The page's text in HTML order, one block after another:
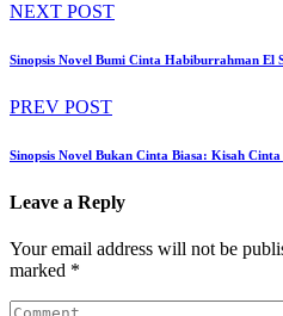
NEXT POST
Sinopsis Novel Bumi Cinta Habiburrahman
PREV POST
Sinopsis Novel Bukan Cinta Biasa: Kisah Cinta
Leave a Reply
Your email address will not be
marked *